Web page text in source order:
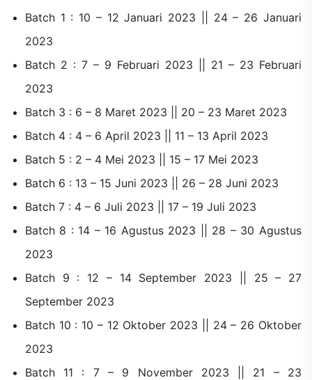
Batch 1 : 10 – 12 Januari 2023 || 24 – 26 Januari
2023
Batch 2 : 7 – 9 Februari 2023 || 21 – 23 Februari
2023
Batch 3 : 6 – 8 Maret 2023 || 20 – 23 Maret 2023
Batch 4 : 4 – 6 April 2023 || 11 – 13 April 2023
Batch 5 : 2 – 4 Mei 2023 || 15 – 17 Mei 2023
Batch 6 : 13 – 15 Juni 2023 || 26 – 28 Juni 2023
Batch 7 : 4 – 6 Juli 2023 || 17 – 19 Juli 2023
Batch 8 : 14 – 16 Agustus 2023 || 28 – 30 Agustus
2023
Batch 9 : 12 – 14 September 2023 || 25 – 27
September 2023
Batch 10 : 10 – 12 Oktober 2023 || 24 – 26 Oktober
2023
Batch 11 : 7 – 9 November 2023 || 21 – 23